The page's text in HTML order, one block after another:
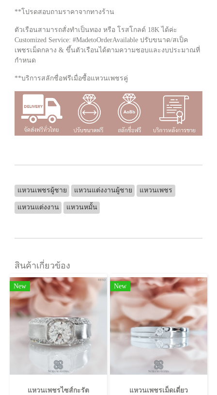
**โปรดสอบถามราคาจากทางร้าน
ตัวเรือนสามารถสั่งทำเป็นทอง หรือ โรสโกลด์ 18K ได้ค่ะ
Customized Service: #MadetoOrderAvailable ปรับขนาด/สเป็ค
เพชรเม็ดกลาง & ขึ้นตัวเรือนได้ตามความชอบและงบประมาณที่
กำหนด
**บริการสลักชื่อฟรีเมื่อซื้อแหวนเพชรคู่
แหวนเพชรผู้ชาย แหวนแต่งงานผู้ชาย แหวนเพชร
แหวนแต่งงาน แหวนหมั้น
สินค้าเกี่ยวข้อง
New
แหวนเพชรไซส์กะรัต
New
แหวนเพชรเม็ดเดี่ยว